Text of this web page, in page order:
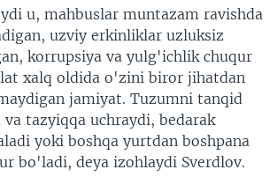
u, mahbuslar muntazam ravishda
uzviy erkinliklar uzluksiz
korrupsiya va yulg'ichlik chuqur
xalq oldida o'zini biror jihatdan
jamiyat. Tuzumni tanqid
tazyiqqa uchraydi, bedarak
yoki boshqa yurtdan boshpana
bo'ladi, deya izohlaydi Sverdlov.